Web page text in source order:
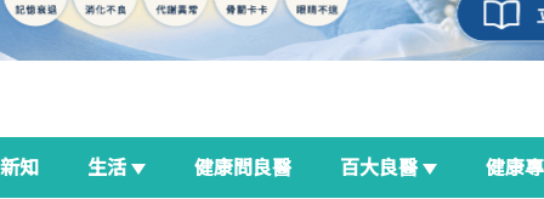
新知 生活 健康問良醫 百大良醫 健康